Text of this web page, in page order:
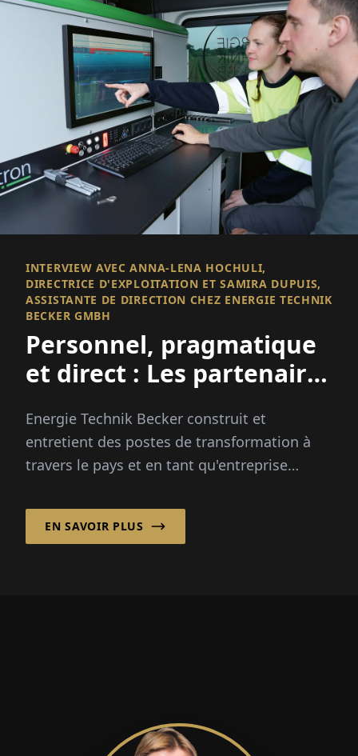
INTERVIEW AVEC ANNA-LENA HOCHULI,
DIRECTRICE D'EXPLOITATION ET SAMIRA DUPUIS,
ASSISTANTE DE DIRECTION CHEZ ENERGIE TECHNIK
BECKER GMBH
Personnel, pragmatique
et direct : Les partenaires
Energie Technik Becker construit et
entretient des postes de transformation à
travers le pays et en tant qu'entreprise
services dans les domaines de la basse et...
EN SAVOIR PLUS